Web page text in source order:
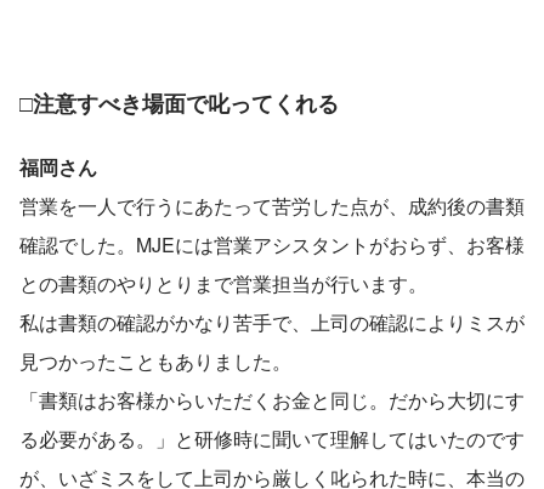
□注意すべき場面で叱ってくれる
福岡さん
営業を一人で行うにあたって苦労した点が、成約後の書類
確認でした。MJEには営業アシスタントがおらず、お客様
との書類のやりとりまで営業担当が行います。
私は書類の確認がかなり苦手で、上司の確認によりミスが
見つかったこともありました。
「書類はお客様からいただくお金と同じ。だから大切にす
る必要がある。」と研修時に聞いて理解してはいたのです
が、いざミスをして上司から厳しく叱られた時に、本当の